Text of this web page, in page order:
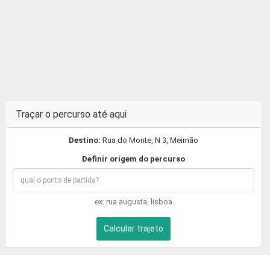
Traçar o percurso até aqui
Destino: Rua do Monte, N 3, Meimão
Definir origem do percurso
ex: rua augusta, lisboa
Calcular trajeto